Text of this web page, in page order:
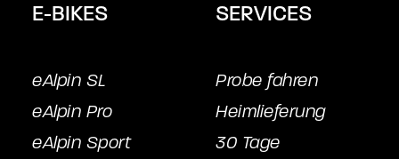
E-BIKES
eAlpin SL
eAlpin Pro
eAlpin Sport
SERVICES
Probe fahren
Heimlieferung
30 Tage